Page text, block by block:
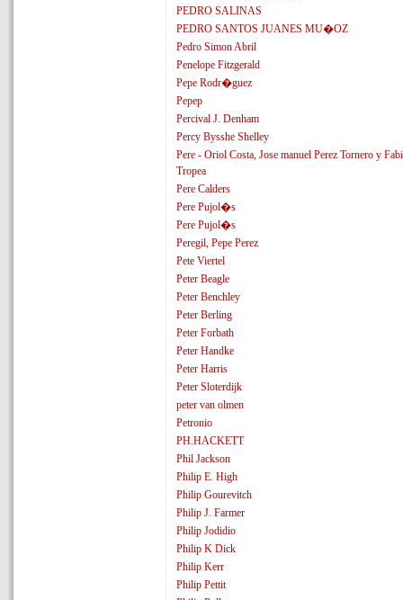
PEDRO SALINAS
PEDRO SANTOS JUANES MU�OZ
Pedro Simon Abril
Penelope Fitzgerald
Pepe Rodr�guez
Pepep
Percival J. Denham
Percy Bysshe Shelley
Pere - Oriol Costa, Jose manuel Perez Tornero y
Tropea
Pere Calders
Pere Pujol�s
Pere Pujol�s
Peregil, Pepe Perez
Pete Viertel
Peter Beagle
Peter Benchley
Peter Berling
Peter Forbath
Peter Handke
Peter Harris
Peter Sloterdijk
peter van olmen
Petronio
PH.HACKETT
Phil Jackson
Philip E. High
Philip Gourevitch
Philip J. Farmer
Philip Jodidio
Philip K Dick
Philip Kerr
Philip Pettit